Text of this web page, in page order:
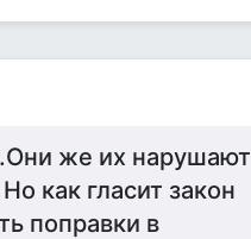
же их нарушают
как гласит закон
поправки в